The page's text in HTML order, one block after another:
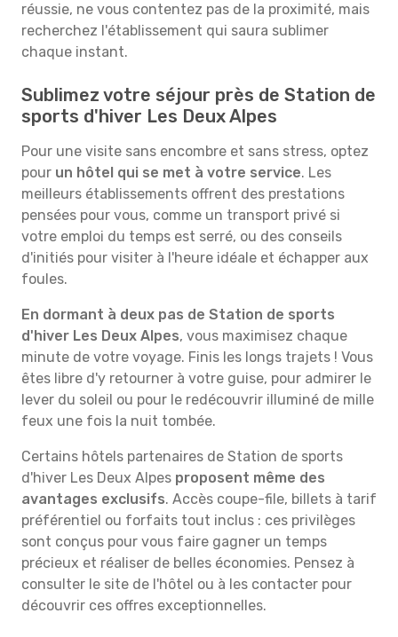
réussie, ne vous contentez pas de la proximité, mais
recherchez l'établissement qui saura sublimer
chaque instant.
Sublimez votre séjour près de Station de
sports d'hiver Les Deux Alpes
Pour une visite sans encombre et sans stress, optez
pour un hôtel qui se met à votre service. Les
meilleurs établissements offrent des prestations
pensées pour vous, comme un transport privé si
votre emploi du temps est serré, ou des conseils
d'initiés pour visiter à l'heure idéale et échapper aux
foules.
En dormant à deux pas de Station de sports
d'hiver Les Deux Alpes, vous maximisez chaque
minute de votre voyage. Finis les longs trajets ! Vous
êtes libre d'y retourner à votre guise, pour admirer le
lever du soleil ou pour le redécouvrir illuminé de mille
feux une fois la nuit tombée.
Certains hôtels partenaires de Station de sports
d'hiver Les Deux Alpes proposent même des
avantages exclusifs. Accès coupe-file, billets à tarif
préférentiel ou forfaits tout inclus : ces privilèges
sont conçus pour vous faire gagner un temps
précieux et réaliser de belles économies. Pensez à
consulter le site de l'hôtel ou à les contacter pour
découvrir ces offres exceptionnelles.